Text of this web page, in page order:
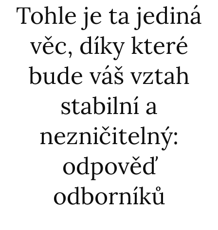
Tohle je ta jediná
věc, díky které
bude váš vztah
stabilní a
nezničitelný:
odpověď
odborníků